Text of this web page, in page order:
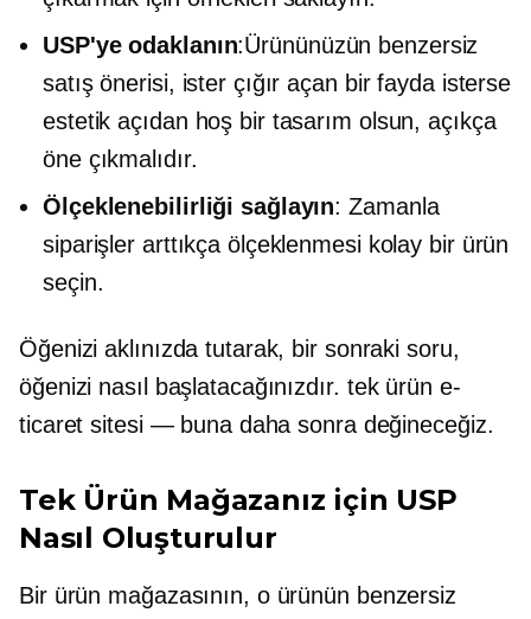
USP'ye odaklanın:Ürününüzün benzersiz
satış önerisi, ister çığır açan bir fayda isterse
estetik açıdan hoş bir tasarım olsun, açıkça
öne çıkmalıdır.
Ölçeklenebilirliği sağlayın: Zamanla
siparişler arttıkça ölçeklenmesi kolay bir ürün
seçin.
Öğenizi aklınızda tutarak, bir sonraki soru,
öğenizi nasıl başlatacağınızdır. tek ürün e-
ticaret sitesi — buna daha sonra değineceğiz.
Tek Ürün Mağazanız için USP
Nasıl Oluşturulur
Bir ürün mağazasının, o ürünün benzersiz